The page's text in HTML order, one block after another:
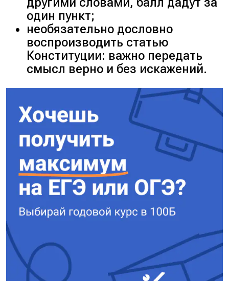
один пункт;
необязательно дословно
воспроизводить статью
Конституции: важно передать
смысл верно и без искажений.